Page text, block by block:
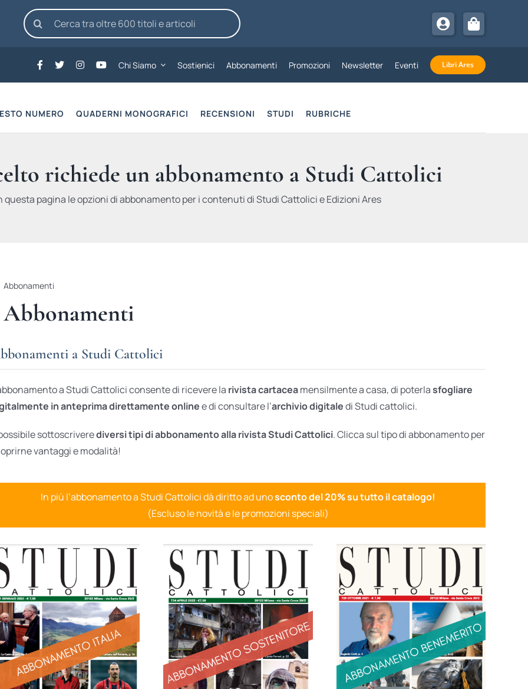
Cerca
per:
Chi Siamo Sostienici Abbonamenti Promozioni Newsletter Eventi Libri Ares
NUMERO QUADERNI MONOGRAFICI RECENSIONI STUDI RUBRICHE
richiede un abbonamento a Studi Cattolici
questa pagina le opzioni di abbonamento per i contenuti di Studi Cattolici e Edizioni Ares
Abbonamenti
Abbonamenti
a Studi Cattolici
a Studi Cattolici consente di ricevere la rivista cartaceamensilmente a casa, di poterlasfogliare
in anteprima direttamente onlinee di consultare l’archivio digitaledi Studi cattolici.
sottoscriverediversi tipi di abbonamento alla rivista Studi Cattolici. Clicca sul tipo di abbonamento per
vantaggi e modalità!
In più l’abbonamento a Studi Cattolici dà diritto ad unosconto del 20% su tutto il catalogo!
(Escluso le novità e le promozioni speciali)